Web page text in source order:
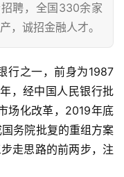
聘，全国330余家
，诚招金融人才。
行之一，前身为1987
，经中国人民银行批
场化改革，2019年底
务院批复的重组方案
走思路的前两步，注